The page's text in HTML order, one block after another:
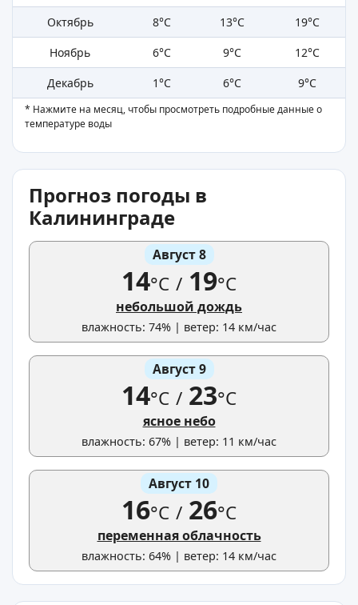
Октябрь
8°C 13°C
19°C
Ноябрь
6°C 9°C
12°C
Декабрь
1°C 6°C 9°C
* Нажмите на месяц, чтобы просмотреть подробные данные о
температуре воды
Прогноз погоды в
Калининграде
Август 8
14°C / 19°C
небольшой дождь
влажность: 74% | ветер: 14 км/час
Август 9
14°C / 23°C
ясное небо
влажность: 67% | ветер: 11 км/час
Август 10
16°C / 26°C
переменная облачность
влажность: 64% | ветер: 14 км/час